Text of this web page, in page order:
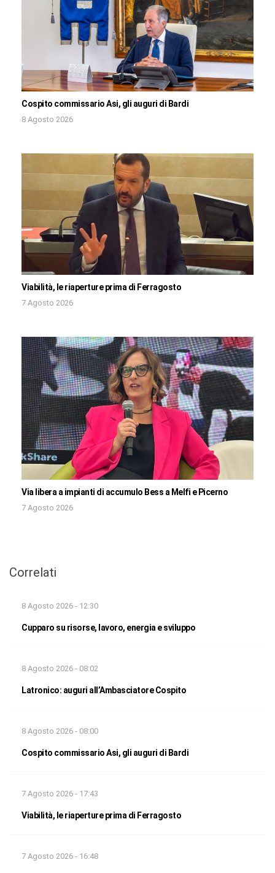
Cospito commissario Asi, gli auguri di Bardi
8 Agosto 2026
Viabilità, le riaperture prima di Ferragosto
7 Agosto 2026
Via libera a impianti di accumulo Bess a Melfi e Picerno
7 Agosto 2026
Correlati
8 Agosto 2026 - 12:30
Cupparo su risorse, lavoro, energia e sviluppo
8 Agosto 2026 - 08:02
Latronico: auguri all’Ambasciatore Cospito
8 Agosto 2026 - 08:00
Cospito commissario Asi, gli auguri di Bardi
7 Agosto 2026 - 17:43
Viabilità, le riaperture prima di Ferragosto
7 Agosto 2026 - 16:48